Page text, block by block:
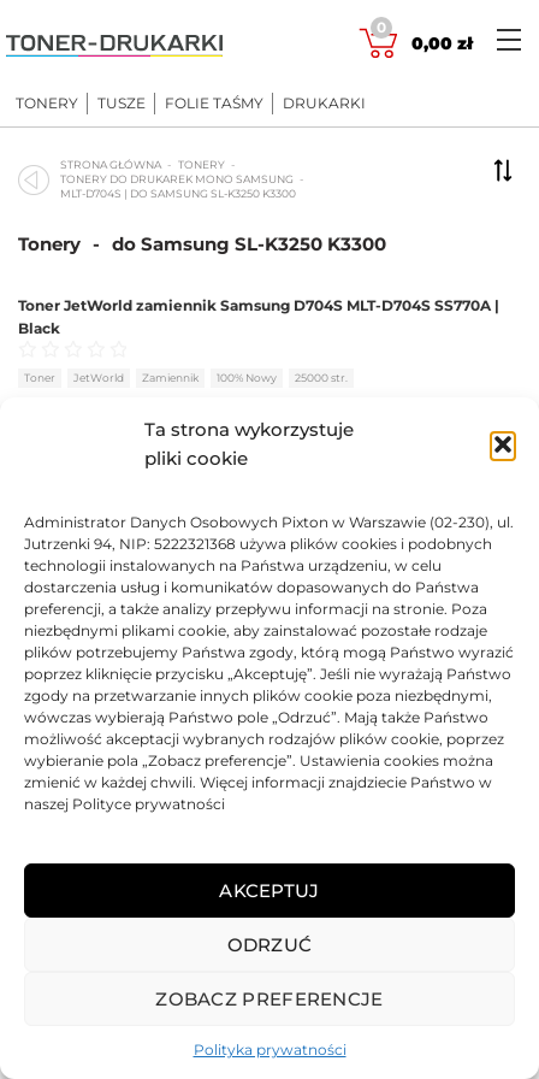
Ta strona wykorzystuje
pliki cookie
Administrator Danych Osobowych Pixton w Warszawie (02-230), ul.
Jutrzenki 94, NIP: 5222321368 używa plików cookies i podobnych
technologii instalowanych na Państwa urządzeniu, w celu
dostarczenia usług i komunikatów dopasowanych do Państwa
preferencji, a także analizy przepływu informacji na stronie. Poza
niezbędnymi plikami cookie, aby zainstalować pozostałe rodzaje
plików potrzebujemy Państwa zgody, którą mogą Państwo wyrazić
poprzez kliknięcie przycisku „Akceptuję”. Jeśli nie wyrażają Państwo
zgody na przetwarzanie innych plików cookie poza niezbędnymi,
wówczas wybierają Państwo pole „Odrzuć”. Mają także Państwo
możliwość akceptacji wybranych rodzajów plików cookie, poprzez
wybieranie pola „Zobacz preferencje”. Ustawienia cookies można
zmienić w każdej chwili. Więcej informacji znajdziecie Państwo w
naszej Polityce prywatności
AKCEPTUJ
ODRZUĆ
ZOBACZ PREFERENCJE
Polityka prywatności
to
content
0
0,00 zł
TONERY TUSZE FOLIE TAŚMY DRUKARKI
STRONA GŁÓWNA
TONERY
TONERY DO DRUKAREK MONO SAMSUNG
MLT-D704S | DO SAMSUNG SL-K3250 K3300
Tonery - do Samsung SL-K3250 K3300
Toner JetWorld zamiennik Samsung D704S MLT-D704S SS770A |
Black
Oceniono na 5
Toner JetWorld Zamiennik 100% Nowy 25000 str.
BRAK
Toner Samsung oryginalny D704S MLT-D704S SS770A | Black
Oceniono0na 5
Toner Samsung Oryginalny 100% Nowy 25000 str.
295,09zł
ALL RIGHTS RESERVED. WEBSITE PROTECTED